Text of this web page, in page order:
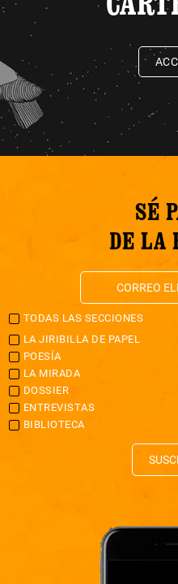
SÉ
DE LA
TODAS LAS SECCIONES
LA JIRIBILLA DE PAPEL
POESÍA
LA MIRADA
DOSSIER
ENTREVISTAS
BIBLIOTECA